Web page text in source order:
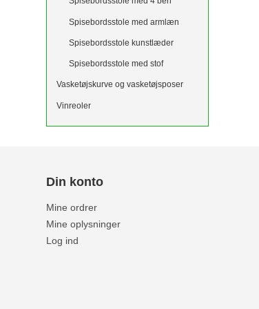
Spisebordsstole med armlæn
Spisebordsstole kunstlæder
Spisebordsstole med stof
Vasketøjskurve og vasketøjsposer
Vinreoler
Din konto
Mine ordrer
Mine oplysninger
Log ind